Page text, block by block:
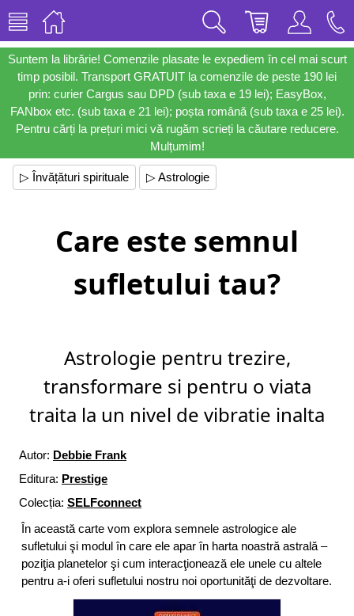
Suntem la librărie! Comenzile plasate le expediem în cel mai scurt
timp posibil. Transport GRATUIT la comenzile de peste 190 lei
prin: curier Cargus sau DPD (sub taxa e 19 lei); EasyBox,
FANbox etc. (sub taxa e 21 lei); poșta română (sub taxa e 25 lei).
Pentru cărți la prețuri mici vă rugăm scrieți la căutare reducere.
Mulțumim!
▷ Învățături spirituale ▷ Astrologie
Care este semnul
sufletului tau?
Astrologie pentru trezire,
transformare si pentru o viata
traita la un nivel de vibratie inalta
Autor: Debbie Frank
Editura: Prestige
Colecția: SELFconnect
În această carte vom explora semnele astrologice ale
sufletului şi modul în care ele apar în harta noastră astrală –
poziţia planetelor şi cum interacţionează ele unele cu altele
pentru a-i oferi sufletului nostru noi oportunităţi de dezvoltare.